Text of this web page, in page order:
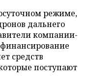
режиме,
дальнего
компании-
средств
поступают